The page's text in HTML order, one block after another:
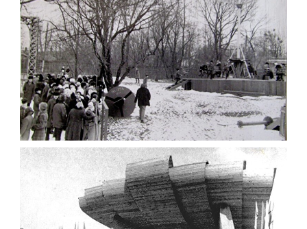
Leave a comment
ЖИТОМИРСЬКИЙ ПАРК ВІДПОЧИНКУ 1975
Фото Житомир (1970-
1980)
Leave a comment